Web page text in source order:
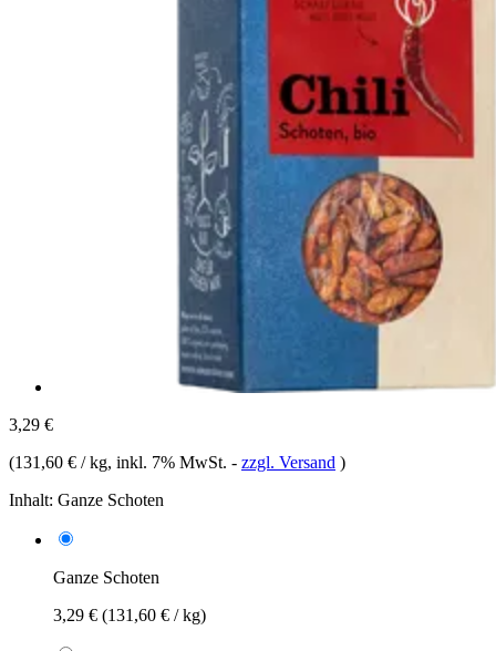
3,29 €
(131,60 € / kg, inkl. 7% MwSt. - zzgl. Versand )
Inhalt: Ganze Schoten
Ganze Schoten
3,29 € (131,60 € / kg)